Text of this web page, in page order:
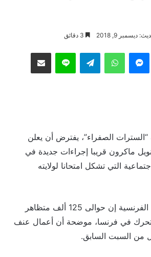
ديسمبر 9, 2018
ماسنجر واتساب تيلقرام لاين مشاركة عبر البريد
“السترات الصفراء”، يفترض أن يعلن
ماكرون قريبا إجراءات جديدة في
التي تشكل امتحانا لولايته
وقالت وزارة الداخلية الفرنسية إن حوالى 125 ألف متظاهر
في فرنسا، موضحة أن أعمال عنف
من السبت السابق.